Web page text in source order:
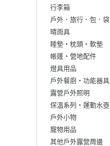
行李箱
戶外．旅行．包．袋
晴雨具
睡墊‧枕頭‧軟墊
帳篷‧營地配件
燈具用品
戶外餐廚‧功能器具
露營戶外照明
保溫系列‧運動水壺
戶外小物
寵物用品
其他戶外露營周邊